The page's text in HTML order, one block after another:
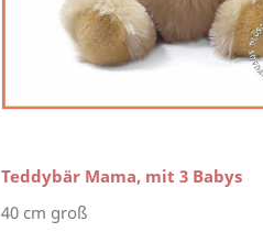
Teddybär Mama, mit 3 Babys
40 cm groß